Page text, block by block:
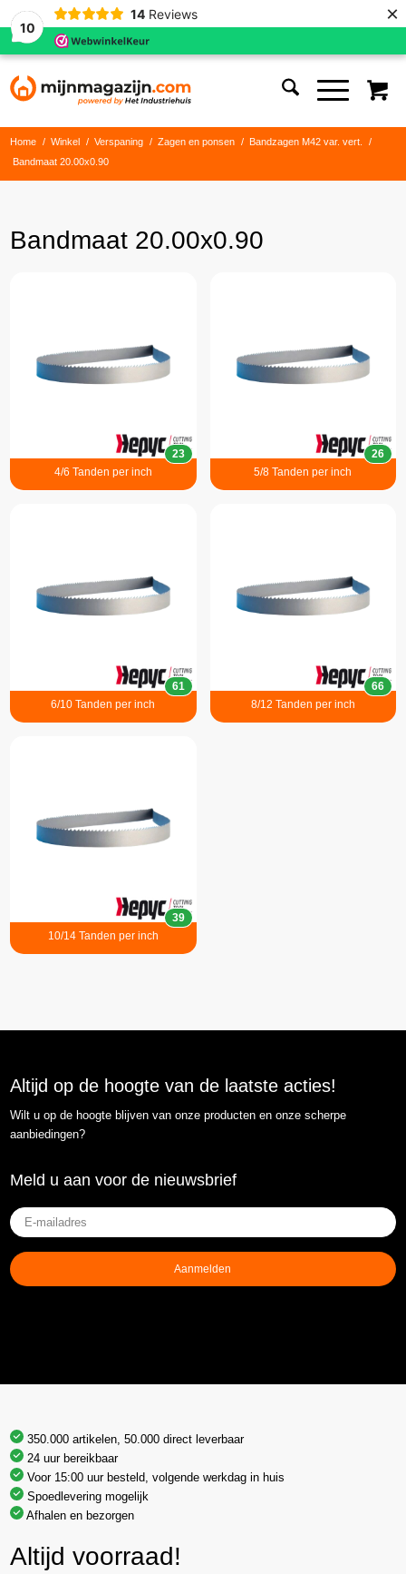
10
14 Reviews ×
Home / Winkel / Verspaning / Zagen en ponsen / Bandzagen M42 var. vert.
/
Bandmaat 20.00x0.90
Bandmaat 20.00x0.90
4/6 Tanden per inch
23
5/8 Tanden per inch
26
6/10 Tanden per inch
61
8/12 Tanden per inch
66
10/14 Tanden per inch
39
Altijd op de hoogte van de laatste acties!
Wilt u op de hoogte blijven van onze producten en onze scherpe
aanbiedingen?
Meld u aan voor de nieuwsbrief
E-
mailadres(Vereist)
Aanmelden
350.000 artikelen, 50.000 direct leverbaar
24 uur bereikbaar
Voor 15:00 uur besteld, volgende werkdag in huis
Spoedlevering mogelijk
Afhalen en bezorgen
Altijd voorraad!